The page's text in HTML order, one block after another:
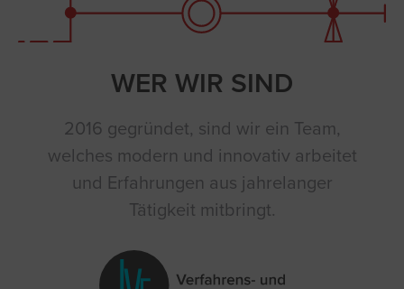
WER WIR SIND
2016 gegründet, sind wir ein Team,
welches modern und innovativ arbeitet
und Erfahrungen aus jahrelanger
Tätigkeit mitbringt.